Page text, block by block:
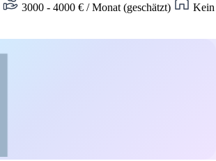
3000 - 4000 € / Monat (geschätzt)
Kein